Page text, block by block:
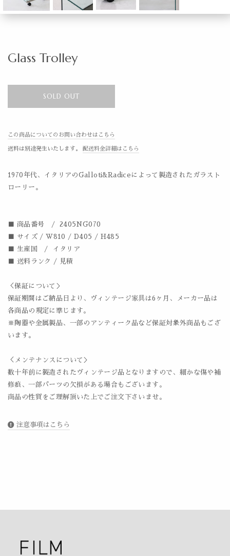
Glass Trolley
SOLD OUT
この商品についてのお問い合わせはこちら
送料は別途発生いたします。 配送料金詳細はこちら
1970年代、イタリアのGalloti&Radiceによって製造されたガラスト
ローリー。
■ 商品番号 / 2405NG070
■ サイズ / W810 / D405 / H485
■ 生産国 / イタリア
■ 送料ランク / 見積
＜保証について＞
保証期間はご納品日より、ヴィンテージ家具は6ヶ月、メーカー品は
各商品の規定に準じます。
※陶器や金属製品、一部のアンティーク品など保証対象外商品もござ
います。
＜メンテナンスについて＞
数十年前に製造されたヴィンテージ品となりますので、細かな傷や補
修痕、一部パーツの欠損がある場合もございます。
商品の性質をご理解頂いた上でご注文下さいませ。
注意事項はこちら